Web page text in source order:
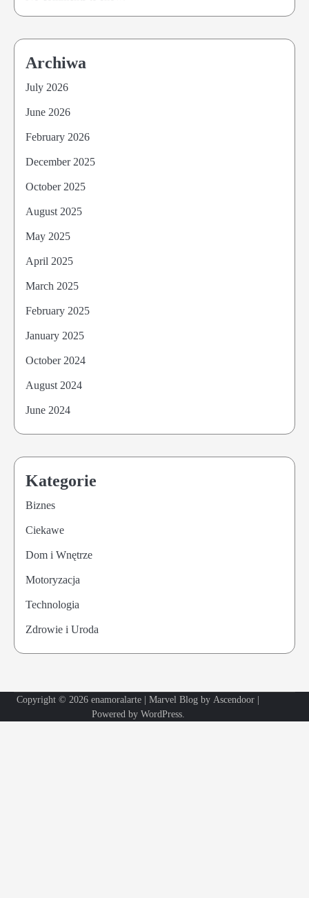
Archiwa
July 2026
June 2026
February 2026
December 2025
October 2025
August 2025
May 2025
April 2025
March 2025
February 2025
January 2025
October 2024
August 2024
June 2024
Kategorie
Biznes
Ciekawe
Dom i Wnętrze
Motoryzacja
Technologia
Zdrowie i Uroda
Copyright © 2026 enamoralarte | Marvel Blog by Ascendoor
Powered by WordPress.